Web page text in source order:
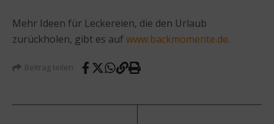
Mehr Ideen für Leckereien, die den Urlaub
zurückholen, gibt es aufwww.backmomente.de.
Beitrag teilen